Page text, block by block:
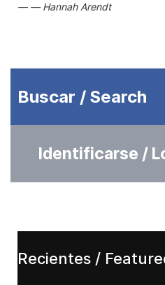
Hannah Arendt
Buscar / Search
Identificarse /
Recientes /